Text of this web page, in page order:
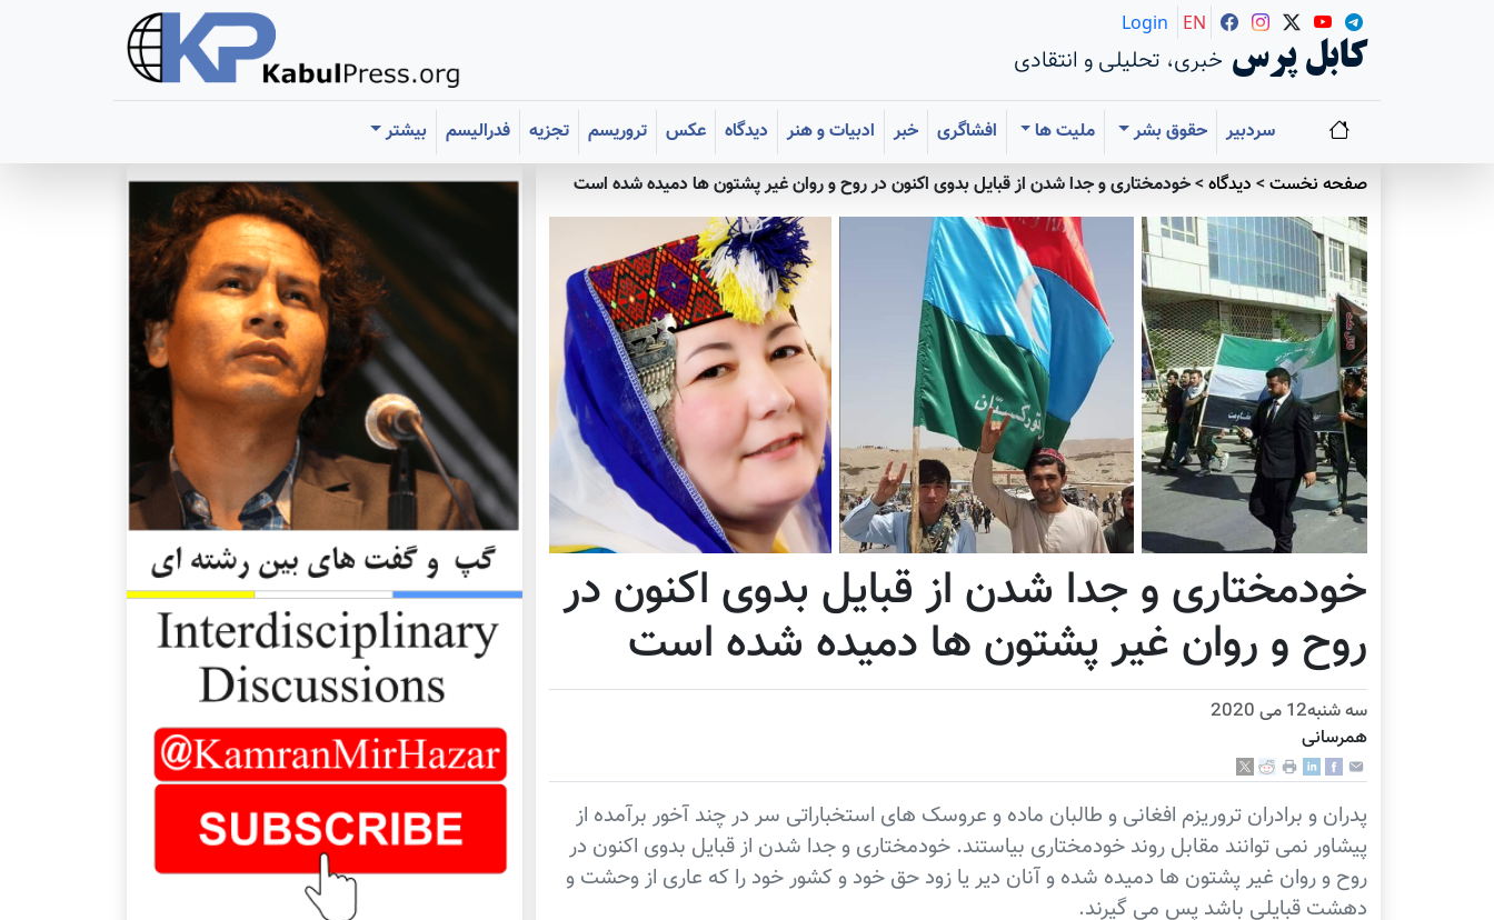
کابل پرس خبری، تحلیلی و انتقادی
Login EN
سردبیر حقوق بشر ملیت ها افشاگری خبر ادبیات و هنر دیدگاه عکس تروریسم تجزیه فدرالیسم
بیشتر
صفحه نخست> دیدگاه>خودمختاری و جدا شدن از قبایل بدوی اکنون در روح و روان غیر پشتون ها دمیده شده است
خودمختاری و جدا شدن از قبایل بدوی اکنون در
روح و روان غیر پشتون ها دمیده شده است
سه شنبه12 می 2020
همرسانی
پدران و برادران تروریزم افغانی و طالبان ماده و عروسک های استخباراتی سر در چند آخور برآمده از
پیشاور نمی توانند مقابل روند خودمختاری بیاستند. خودمختاری و جدا شدن از قبایل بدوی اکنون در
روح و روان غیر پشتون ها دمیده شده و آنان دیر یا زود حق خود و کشور خود را که عاری از وحشت و
دهشت قبایلی باشد پس می گیرند.